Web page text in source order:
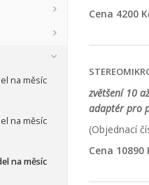
na měsíc
na měsíc
na měsíc
Cena 4200
zvětšení 10
adaptér pro
(Objednací
Cena 10890